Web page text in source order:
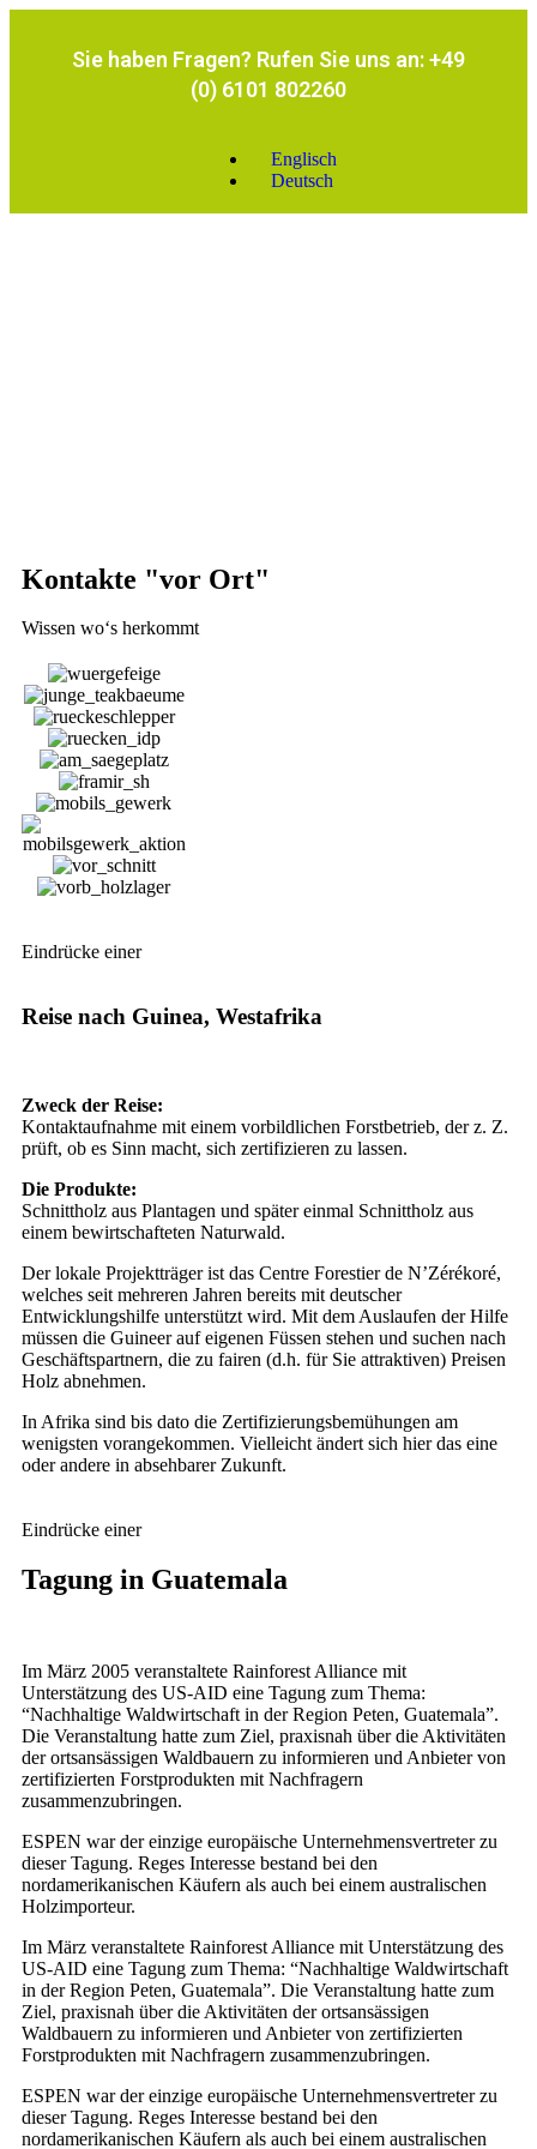
Sie haben Fragen? Rufen Sie uns an: +49
(0) 6101 802260
Englisch
Deutsch
Kontakte "vor Ort"
Wissen wo‘s herkommt
Eindrücke einer
Reise nach Guinea, Westafrika
Zweck der Reise:
Kontaktaufnahme mit einem vorbildlichen Forstbetrieb, der z. Z.
prüft, ob es Sinn macht, sich zertifizieren zu lassen.
Die Produkte:
Schnittholz aus Plantagen und später einmal Schnittholz aus
einem bewirtschafteten Naturwald.
Der lokale Projektträger ist das Centre Forestier de N’Zérékoré,
welches seit mehreren Jahren bereits mit deutscher
Entwicklungshilfe unterstützt wird. Mit dem Auslaufen der Hilfe
müssen die Guineer auf eigenen Füssen stehen und suchen nach
Geschäftspartnern, die zu fairen (d.h. für Sie attraktiven) Preisen
Holz abnehmen.
In Afrika sind bis dato die Zertifizierungsbemühungen am
wenigsten vorangekommen. Vielleicht ändert sich hier das eine
oder andere in absehbarer Zukunft.
Eindrücke einer
Tagung in Guatemala
Im März 2005 veranstaltete Rainforest Alliance mit
Unterstätzung des US-AID eine Tagung zum Thema:
“Nachhaltige Waldwirtschaft in der Region Peten, Guatemala”.
Die Veranstaltung hatte zum Ziel, praxisnah über die Aktivitäten
der ortsansässigen Waldbauern zu informieren und Anbieter von
zertifizierten Forstprodukten mit Nachfragern
zusammenzubringen.
ESPEN war der einzige europäische Unternehmensvertreter zu
dieser Tagung. Reges Interesse bestand bei den
nordamerikanischen Käufern als auch bei einem australischen
Holzimporteur.
Im März veranstaltete Rainforest Alliance mit Unterstätzung des
US-AID eine Tagung zum Thema: “Nachhaltige Waldwirtschaft
in der Region Peten, Guatemala”. Die Veranstaltung hatte zum
Ziel, praxisnah über die Aktivitäten der ortsansässigen
Waldbauern zu informieren und Anbieter von zertifizierten
Forstprodukten mit Nachfragern zusammenzubringen.
ESPEN war der einzige europäische Unternehmensvertreter zu
dieser Tagung. Reges Interesse bestand bei den
nordamerikanischen Käufern als auch bei einem australischen